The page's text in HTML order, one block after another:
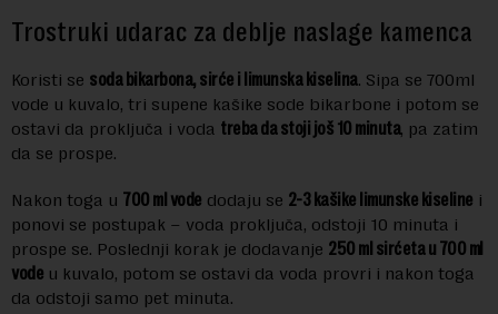
Trostruki udarac za deblje naslage kamenca
Koristi se soda bikarbona, sirće i limunska kiselina. Sipa se 700ml
vode u kuvalo, tri supene kašike sode bikarbone i potom se
ostavi da proključa i voda treba da stoji još 10 minuta, pa zatim
da se prospe.
Nakon toga u 700 ml vode dodaju se 2-3 kašike limunske kiseline i
ponovi se postupak – voda proključa, odstoji 10 minuta i
prospe se. Poslednji korak je dodavanje 250 ml sirćeta u 700 ml
vode u kuvalo, potom se ostavi da voda provri i nakon toga
da odstoji samo pet minuta.